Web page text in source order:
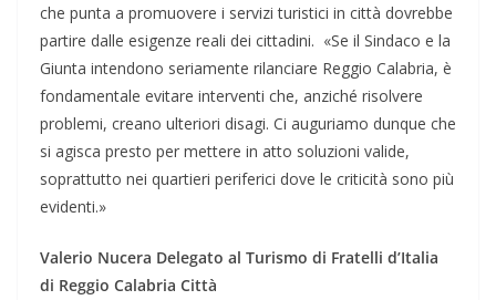
che punta a promuovere i servizi turistici in città dovrebbe
partire dalle esigenze reali dei cittadini. ​ «Se il Sindaco e la
Giunta intendono seriamente rilanciare Reggio Calabria, è
fondamentale evitare interventi che, anziché risolvere
problemi, creano ulteriori disagi. Ci auguriamo dunque che
si agisca presto per mettere in atto soluzioni valide,
soprattutto nei quartieri periferici dove le criticità sono più
evidenti.»
Valerio Nucera Delegato al Turismo di Fratelli d’Italia
di Reggio Calabria Città